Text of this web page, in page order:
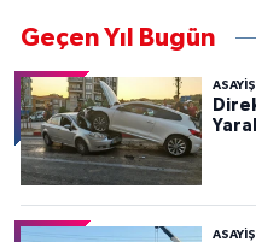
Geçen Yıl Bugün
ASAYİŞ
ASAYİŞ